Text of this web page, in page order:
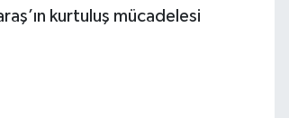
kurtuluş mücadelesi